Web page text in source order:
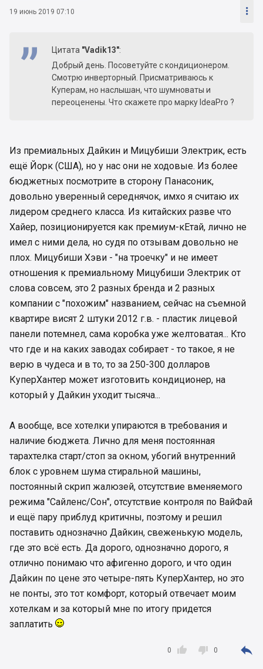
19 июнь 2019 07:10 
Цитата "Vadik13":
Добрый день. Посоветуйте с кондиционером.
Смотрю инверторный. Присматриваюсь к
Куперам, но наслышан, что шумноваты и
переоценены. Что скажете про марку IdeaPro ?
Из премиальных Дайкин и Мицубиши Электрик, есть
ещё Йорк (США), но у нас они не ходовые. Из более
бюджетных посмотрите в сторону Панасоник,
довольно уверенный середнячок, имхо я считаю их
лидером среднего класса. Из китайских разве что
Хайер, позиционируется как премиум-кЕтай, лично не
имел с ними дела, но судя по отзывам довольно не
плох. Мицубиши Хэви - "на троечку" и не имеет
отношения к премиальному Мицубиши Электрик от
слова совсем, это 2 разных бренда и 2 разных
компании с "похожим" названием, сейчас на съемной
квартире висят 2 штуки 2012 г.в. - пластик лицевой
панели потемнел, сама коробка уже желтоватая... Кто
что где и на каких заводах собирает - то такое, я не
верю в чудеса и в то, то за 250-300 долларов
КуперХантер может изготовить кондиционер, на
который у Дайкин уходит тысяча...
А вообще, все хотелки упираются в требования и
наличие бюджета. Лично для меня постоянная
тарахтелка старт/стоп за окном, убогий внутренний
блок с уровнем шума стиральной машины,
постоянный скрип жалюзей, отсутствие вменяемого
режима "Сайленс/Сон", отсутствие контроля по ВайФай
и ещё пару приблуд критичны, поэтому и решил
поставить однозначно Дайкин, свеженькую модель,
где это всё есть. Да дорого, однозначно дорого, я
отлично понимаю что афигенно дорого, и что один
Дайкин по цене это четыре-пять КуперХантер, но это
не понты, это тот комфорт, который отвечает моим
хотелкам и за который мне по итогу придется
заплатить

0  0 